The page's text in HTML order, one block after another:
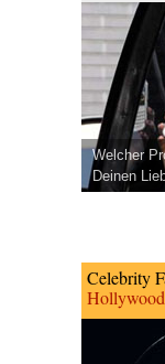
Welcher
Deinen
Celebrity